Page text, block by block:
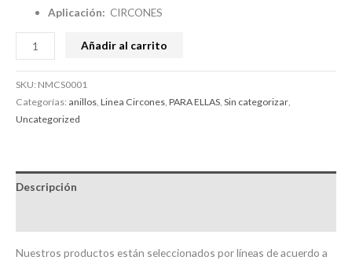
Aplicación: CIRCONES
Añadir al carrito
SKU: NMCS0001
Categorías: anillos, Linea Circones, PARA ELLAS, Sin categorizar,
Uncategorized
Descripción
Nuestros productos están seleccionados por líneas de acuerdo a